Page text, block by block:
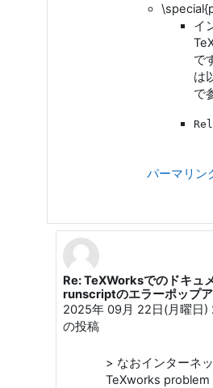
イ
で
は
で
パーマリン
和田 勇 への返信
Re: TeXWorksでのドキュ
runscriptのエラーポップ
2025年 09月 22日(月曜日)
の投稿
> なおインターネ
TeXworks